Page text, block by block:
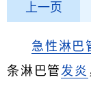
上一页
急性淋巴
条淋巴管发炎